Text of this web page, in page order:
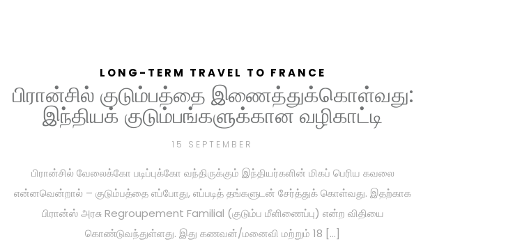
LONG-TERM TRAVEL TO FRANCE
பிரான்சில் குடும்பத்தை இணைத்துக்கொள்வது:
இந்தியக் குடும்பங்களுக்கான வழிகாட்டி
15 SEPTEMBER
பிரான்சில் வேலைக்கோ படிப்புக்கோ வந்திருக்கும் இந்தியர்களின் மிகப் பெரிய கவலை
என்னவென்றால் – குடும்பத்தை எப்போது, எப்படித் தங்களுடன் சேர்த்துக் கொள்வது. இதற்காக
பிரான்ஸ் அரசு Regroupement Familial (குடும்ப மீளிணைப்பு) என்ற விதியை
கொண்டுவந்துள்ளது. இது கணவன்/மனைவி மற்றும் 18 […]